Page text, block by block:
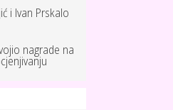
i Ivan Prskalo
nagrade na